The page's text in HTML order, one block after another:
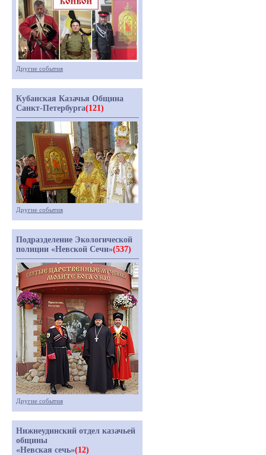
Другие события
Кубанская Казачья Община
Санкт-Петербурга(121)
Другие события
Подразделение Экологической
полиции «Невской Сечи»(537)
Другие события
Нижнеудинский отдел казачьей
общины
«Невская сечь»(12)